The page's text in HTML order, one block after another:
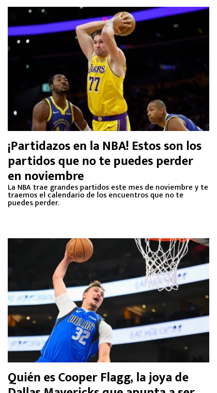
LIGA MX
NFL
¡Partidazos en la NBA! Estos son los
partidos que no te puedes perder
en noviembre
La NBA trae grandes partidos este mes de noviembre y te
traemos el calendario de los encuentros que no te
puedes perder.
Quién es Cooper Flagg, la joya de